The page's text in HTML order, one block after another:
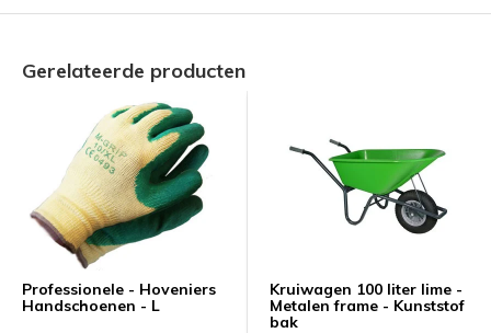
Gerelateerde producten
Professionele - Hoveniers
Handschoenen - L
Kruiwagen 100 liter lime -
Metalen frame - Kunststof
bak